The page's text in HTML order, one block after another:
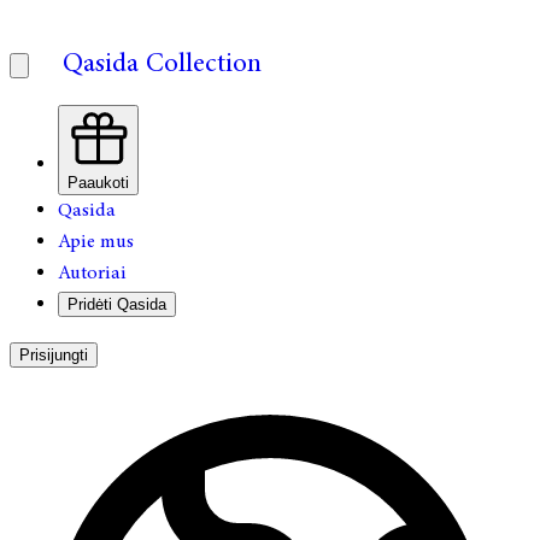
Qasida Collection
Paaukoti
Qasida
Apie mus
Autoriai
Pridėti Qasida
Prisijungti